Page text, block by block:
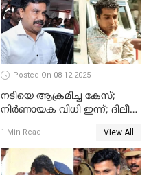
Posted On 08-12-2025
നടിയെ ആക്രമിച്ച കേസ്;
നിർണായക വിധി ഇന്ന്; ദിലീപ്
1 Min Read View All